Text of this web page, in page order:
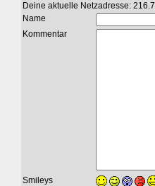
Deine aktuelle Netzadresse:
Name
Kommentar
Smileys